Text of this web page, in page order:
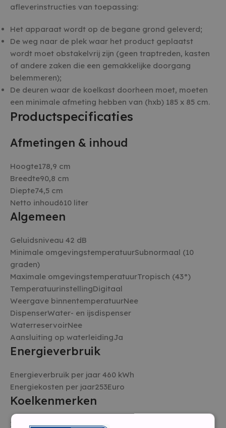
afleverinstructies van toepassing:
Het apparaat wordt op de begane grond geleverd;
De weg naar de plek waar het product geplaatst
wordt moet obstakelvrij zijn (geen traptreden, kasten
of andere zaken die een gemakkelijke doorgang
belemmeren);
De deuren waar de koelkast doorheen moet, moeten
een minimale afmeting hebben van (hxb) 185 x 85 cm.
Productspecificaties
Afmetingen & inhoud
Hoogte178,9 cm
Breedte90,8 cm
Diepte74,5 cm
Netto inhoud610 liter
Algemeen
Geluidsniveau 42 dB
Minimale omgevingstemperatuurSubnormaal (10
graden)
Maximale omgevingstemperatuurTropisch (43°)
TemperatuurinstellingDigitaal
Weergave binnentemperatuurNee
DispenserWater- en ijsdispenser
WaterreservoirNee
Aansluiting op waterleidingJa
Energieverbruik
Energieverbruik per jaar 460 kWh
Energiekosten per jaar253Euro
Koelkenmerken
Inhoud koelruimte 420 liter